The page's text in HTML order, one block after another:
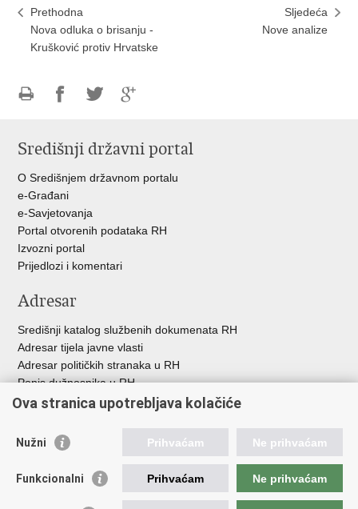
Prethodna
Nova odluka o brisanju -
Krušković protiv Hrvatske
Sljedeća
Nove analize
FacebookuTwitteruGoogle
Središnji državni portal
O Središnjem državnom portalu
e-Građani
e-Savjetovanja
Portal otvorenih podataka RH
Izvozni portal
Prijedlozi i komentari
Adresar
Središnji katalog službenih dokumenata RH
Adresar tijela javne vlasti
Adresar političkih stranaka u RH
Popis dužnosnika u RH
Besplatni telefoni javne uprave
Korisne poveznice
Vlada Republike Hrvatske
Ova stranica upotrebljava kolačiće
Nužni Prihvaćam Ne prihvaćam
Funkcionalni Prihvaćam Ne prihvaćam